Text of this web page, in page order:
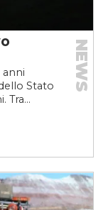
anni
Stato
Tra...
NEWS